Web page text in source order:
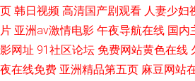
页 韩日视频 高清国产剧观看 人妻少妇
片 亚洲av激情电影 午夜导航在线 国内
影网址 91社区论坛 免费网站黄色在线
夜在线免费 亚洲精品第五页 麻豆网站